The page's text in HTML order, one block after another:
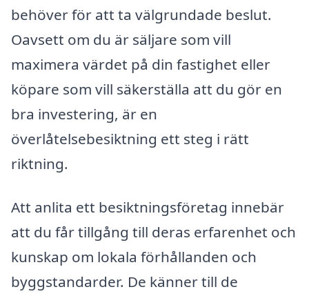
behöver för att ta välgrundade beslut.
Oavsett om du är säljare som vill
maximera värdet på din fastighet eller
köpare som vill säkerställa att du gör en
bra investering, är en
överlåtelsebesiktning ett steg i rätt
riktning.
Att anlita ett besiktningsföretag innebär
att du får tillgång till deras erfarenhet och
kunskap om lokala förhållanden och
byggstandarder. De känner till de